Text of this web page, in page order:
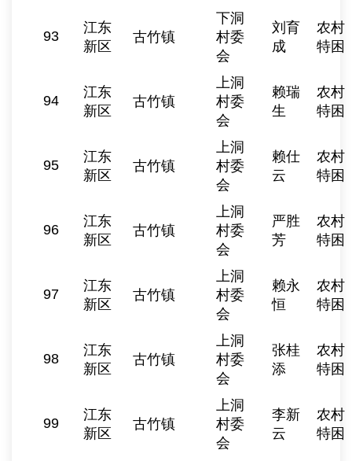
93
江东
新区
古竹镇
下洞
村委
会
刘育
成
农村
特困
94
江东
新区
古竹镇
上洞
村委
会
赖瑞
生
农村
特困
95
江东
新区
古竹镇
上洞
村委
会
赖仕
云
农村
特困
96
江东
新区
古竹镇
上洞
村委
会
严胜
芳
农村
特困
97
江东
新区
古竹镇
上洞
村委
会
赖永
恒
农村
特困
98
江东
新区
古竹镇
上洞
村委
会
张桂
添
农村
特困
99
江东
新区
古竹镇
上洞
村委
会
李新
云
农村
特困